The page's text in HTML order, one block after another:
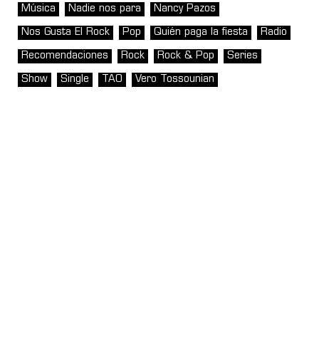
Música Nadie nos para Nancy Pazos
Nos Gusta El Rock Pop Quién paga la fiesta Radio
Recomendaciones Rock Rock & Pop Series
Show Single TAO Vero Tossounian